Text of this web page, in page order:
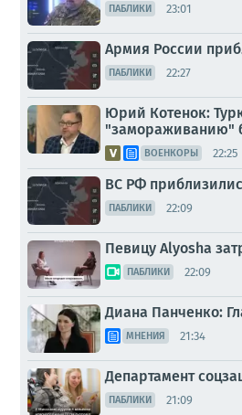
ПАБЛИКИ 23:01
Армия России
ПАБЛИКИ 22:27
Юрий Котенок:
"замораживанию"
ВОЕНКОРЫ 22:25
ВС РФ
ПАБЛИКИ 22:09
Певицу Alyosha
ПАБЛИКИ 22:09
Диана Панченко:
МНЕНИЯ 21:34
Департамент
ПАБЛИКИ 21:09